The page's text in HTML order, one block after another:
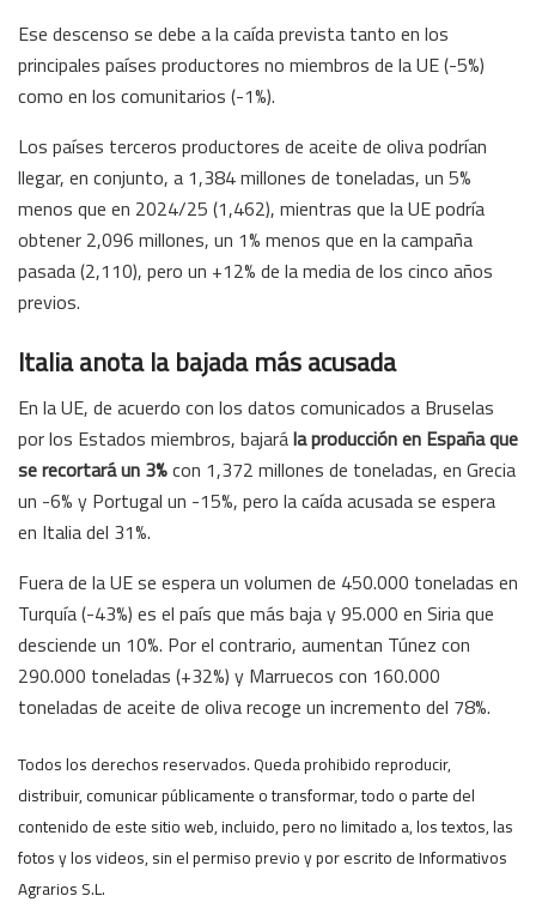
Ese descenso se debe a la caída prevista tanto en los
principales países productores no miembros de la UE (-5%)
como en los comunitarios (-1%).
Los países terceros productores de aceite de oliva podrían
llegar, en conjunto, a 1,384 millones de toneladas, un 5%
menos que en 2024/25 (1,462), mientras que la UE podría
obtener 2,096 millones, un 1% menos que en la campaña
pasada (2,110), pero un +12% de la media de los cinco años
previos.
Italia anota la bajada más acusada
En la UE, de acuerdo con los datos comunicados a Bruselas
por los Estados miembros, bajarála producción en España que
se recortará un 3%con 1,372 millones de toneladas, en Grecia
un -6% y Portugal un -15%, pero la caída acusada se espera
en Italia del 31%.
Fuera de la UE se espera un volumen de 450.000 toneladas en
Turquía (-43%) es el país que más baja y 95.000 en Siria que
desciende un 10%. Por el contrario, aumentan Túnez con
290.000 toneladas (+32%) y Marruecos con 160.000
toneladas de aceite de oliva recoge un incremento del 78%.
Todos los derechos reservados. Queda prohibido reproducir,
distribuir, comunicar públicamente o transformar, todo o parte del
contenido de este sitio web, incluido, pero no limitado a, los textos, las
fotos y los videos, sin el permiso previo y por escrito de Informativos
Agrarios S.L.